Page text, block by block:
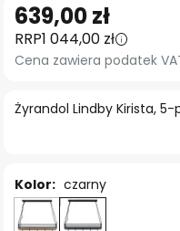
na
początek
galerii
Żyrandol Lindby Kirista,
639,00 zł
RRP1 044,00 zł
Cena zawiera podatek
Kolor: czarny